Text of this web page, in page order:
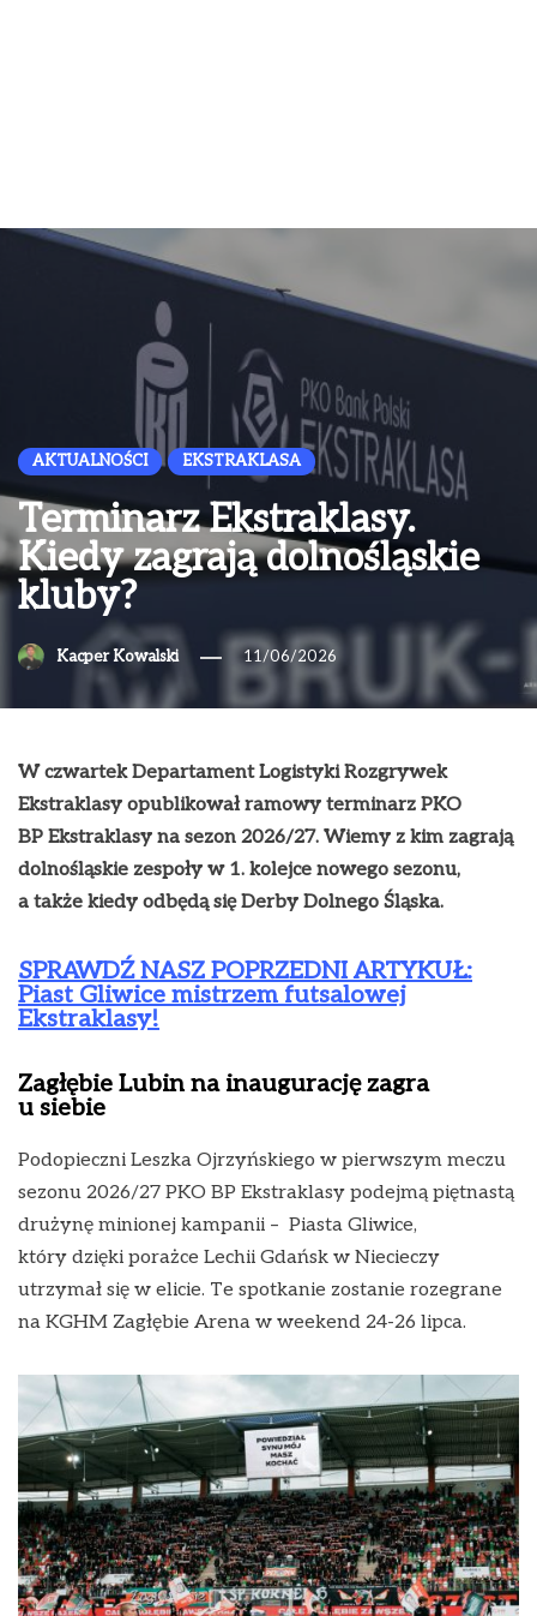
AKTUALNOŚCI EKSTRAKLASA
Terminarz Ekstraklasy.
Kiedy zagrają dolnośląskie
kluby?
Kacper Kowalski 11/06/2026
W czwartek Departament Logistyki Rozgrywek
Ekstraklasy opublikował ramowy terminarz PKO
BP Ekstraklasy na sezon 2026/27. Wiemy z kim zagrają
dolnośląskie zespoły w 1. kolejce nowego sezonu,
a także kiedy odbędą się Derby Dolnego Śląska.
SPRAWDŹ NASZ POPRZEDNI ARTYKUŁ:
Piast Gliwice mistrzem futsalowej
Ekstraklasy!
Zagłębie Lubin na inaugurację zagra
u siebie
Podopieczni Leszka Ojrzyńskiego w pierwszym meczu
sezonu 2026/27 PKO BP Ekstraklasy podejmą piętnastą
drużynę minionej kampanii – Piasta Gliwice,
który dzięki porażce Lechii Gdańsk w Niecieczy
utrzymał się w elicie. Te spotkanie zostanie rozegrane
na KGHM Zagłębie Arena w weekend 24-26 lipca.